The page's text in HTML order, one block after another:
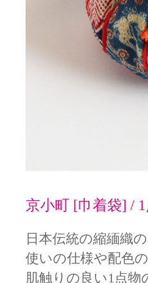
京小町 [巾着袋] /
日本伝統の縮緬織
使いの仕様や配色
肌触りの良い1点物